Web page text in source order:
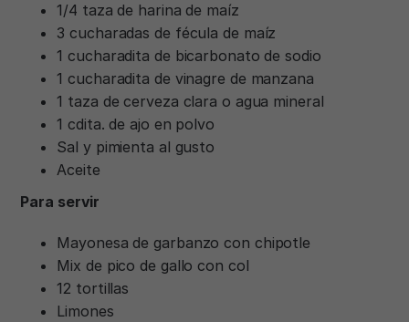
1/4 taza de harina de maíz
3 cucharadas de fécula de maíz
1 cucharadita de bicarbonato de sodio
1 cucharadita de vinagre de manzana
1 taza de cerveza clara o agua mineral
1 cdita. de ajo en polvo
Sal y pimienta al gusto
Aceite
Para servir
Mayonesa de garbanzo con chipotle
Mix de pico de gallo con col
12 tortillas
Limones